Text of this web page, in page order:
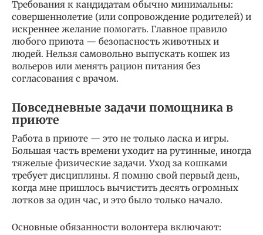
Требования к кандидатам обычно минимальны:
совершеннолетие (или сопровождение родителей) и
искреннее желание помогать. Главное правило
любого приюта — безопасность животных и
людей. Нельзя самовольно выпускать кошек из
вольеров или менять рацион питания без
согласования с врачом.
Повседневные задачи помощника в
приюте
Работа в приюте — это не только ласка и игры.
Большая часть времени уходит на рутинные, иногда
тяжелые физические задачи. Уход за кошками
требует дисциплины. Я помню свой первый день,
когда мне пришлось вычистить десять огромных
лотков за один час, и это было только начало.
Основные обязанности волонтера включают: